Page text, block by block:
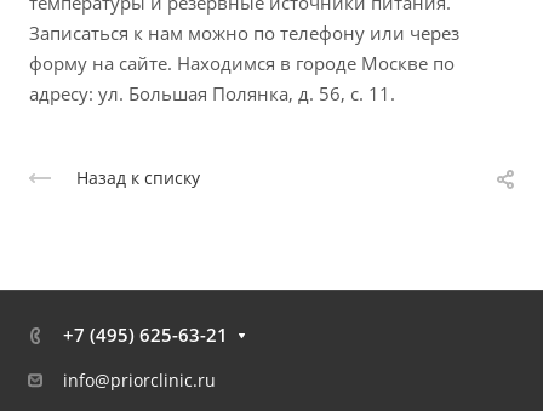
Записаться к нам можно по телефону или через
форму на сайте. Находимся в городе Москве по
адресу: ул. Большая Полянка, д. 56, с. 11.
Назад к списку
+7 (495) 625-63-21
info@priorclinic.ru